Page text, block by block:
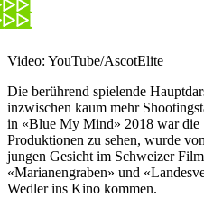
Video: YouTube/AscotElite
Die berührend spielende
inzwischen kaum mehr
in «Blue My Mind» 2018 war die
Produktionen zu sehen, wurde
jungen Gesicht im Schweizer
«Marianengraben» und
Wedler ins Kino kommen.